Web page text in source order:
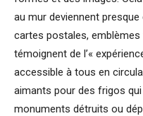
au mur deviennent
cartes postales,
témoignent de l’«
accessible à tous en
aimants pour des frigos
monuments détruits ou